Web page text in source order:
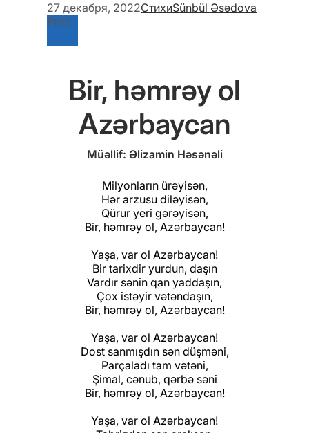
27 декабря, 2022СтихиSünbül Əsədova
Print
Bir, həmrəy ol
Azərbaycan
Müəllif: Əlizamin Həsənəli
Milyonların ürəyisən,
Hər arzusu diləyisən,
Qürur yeri gərəyisən,
Bir, həmrəy ol, Azərbaycan!
Yaşa, var ol Azərbaycan!
Bir tarixdir yurdun, daşın
Vardır sənin qan yaddaşın,
Çox istəyir vətəndaşın,
Bir, həmrəy ol, Azərbaycan!
Yaşa, var ol Azərbaycan!
Dost sanmışdın sən düşməni,
Parçaladı tam vətəni,
Şimal, cənub, qərbə səni
Bir, həmrəy ol, Azərbaycan!
Yaşa, var ol Azərbaycan!